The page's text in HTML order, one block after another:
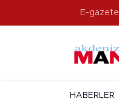
E-gazete
HABERLER
Hava Durumu